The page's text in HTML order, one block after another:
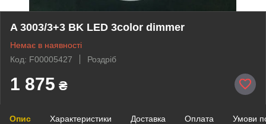
A 3003/3+3 BK LED 3color dimmer
Немає в наявності
Код: F00005427
Роздріб
1 875 ₴
Опис Характеристики Доставка Оплата Умови